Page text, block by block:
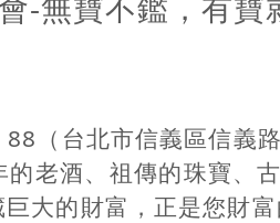
（台北市信義區信義
老酒、祖傳的珠寶、
大的財富，正是您財